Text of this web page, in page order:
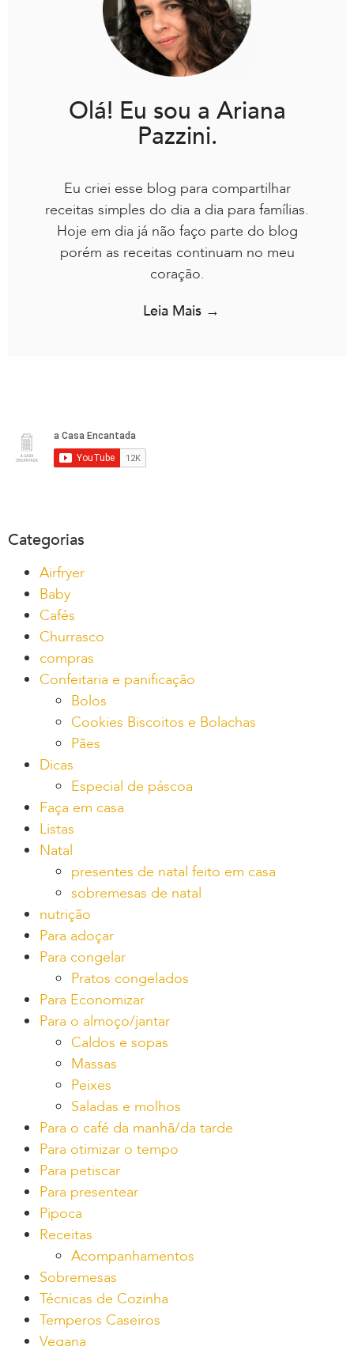
Olá! Eu sou a Ariana
Pazzini.
Eu criei esse blog para compartilhar
receitas simples do dia a dia para famílias.
Hoje em dia já não faço parte do blog
porém as receitas continuam no meu
coração.
Leia Mais →
Categorias
Airfryer
Baby
Cafés
Churrasco
compras
Confeitaria e panificação
Bolos
Cookies Biscoitos e Bolachas
Pães
Dicas
Especial de páscoa
Faça em casa
Listas
Natal
presentes de natal feito em casa
sobremesas de natal
nutrição
Para adoçar
Para congelar
Pratos congelados
Para Economizar
Para o almoço/jantar
Caldos e sopas
Massas
Peixes
Saladas e molhos
Para o café da manhã/da tarde
Para otimizar o tempo
Para petiscar
Para presentear
Pipoca
Receitas
Acompanhamentos
Sobremesas
Técnicas de Cozinha
Temperos Caseiros
Vegana